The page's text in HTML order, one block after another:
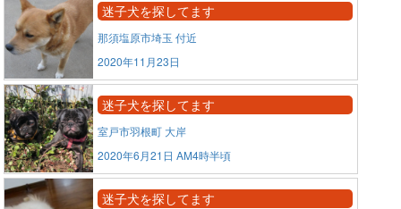
迷子犬を探してます
那須塩原市埼玉 付近
2020年11月23日
迷子犬を探してます
室戸市羽根町 大岸
2020年6月21日 AM4時半頃
迷子犬を探してます